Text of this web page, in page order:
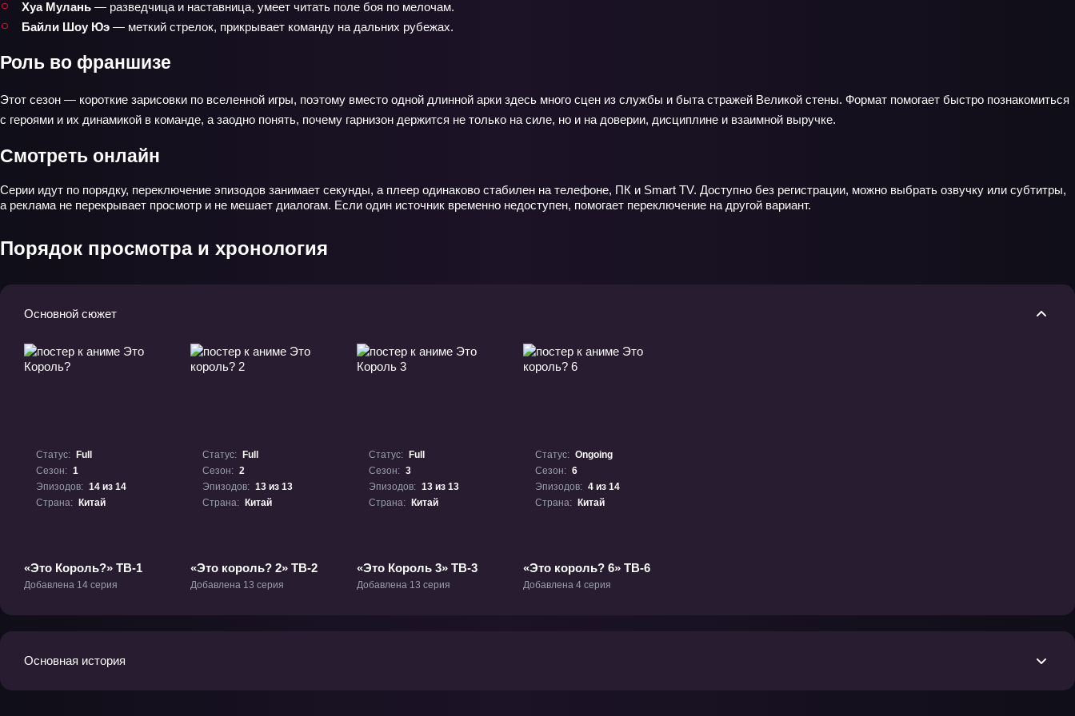
Хуа Мулань — разведчица и наставница, умеет читать поле боя по мелочам.
Байли Шоу Юэ — меткий стрелок, прикрывает команду на дальних рубежах.
Роль во франшизе
Этот сезон — короткие зарисовки по вселенной игры, поэтому вместо одной длинной арки здесь много сцен из службы и быта стражей Великой стены. Формат помогает быстро познакомиться
с героями и их динамикой в команде, а заодно понять, почему гарнизон держится не только на силе, но и на доверии, дисциплине и взаимной выручке.
Смотреть онлайн
Серии идут по порядку, переключение эпизодов занимает секунды, а плеер одинаково стабилен на телефоне, ПК и Smart TV. Доступно без регистрации, можно выбрать озвучку или субтитры,
а реклама не перекрывает просмотр и не мешает диалогам. Если один источник временно недоступен, помогает переключение на другой вариант.
Порядок просмотра и хронология
Основной сюжет
Статус:
Full
Сезон: 1
Эпизодов: 14 из 14
Страна:
Китай
«Это Король?» ТВ-1
Добавлена 14 серия
Статус:
Full
Сезон: 2
Эпизодов: 13 из 13
Страна:
Китай
«Это король? 2» ТВ-2
Добавлена 13 серия
Статус:
Full
Сезон: 3
Эпизодов: 13 из 13
Страна:
Китай
«Это Король 3» ТВ-3
Добавлена 13 серия
Статус: Ongoing
Сезон: 6
Эпизодов: 4 из 14
Страна:
Китай
«Это король? 6» ТВ-6
Добавлена 4 серия
Основная история